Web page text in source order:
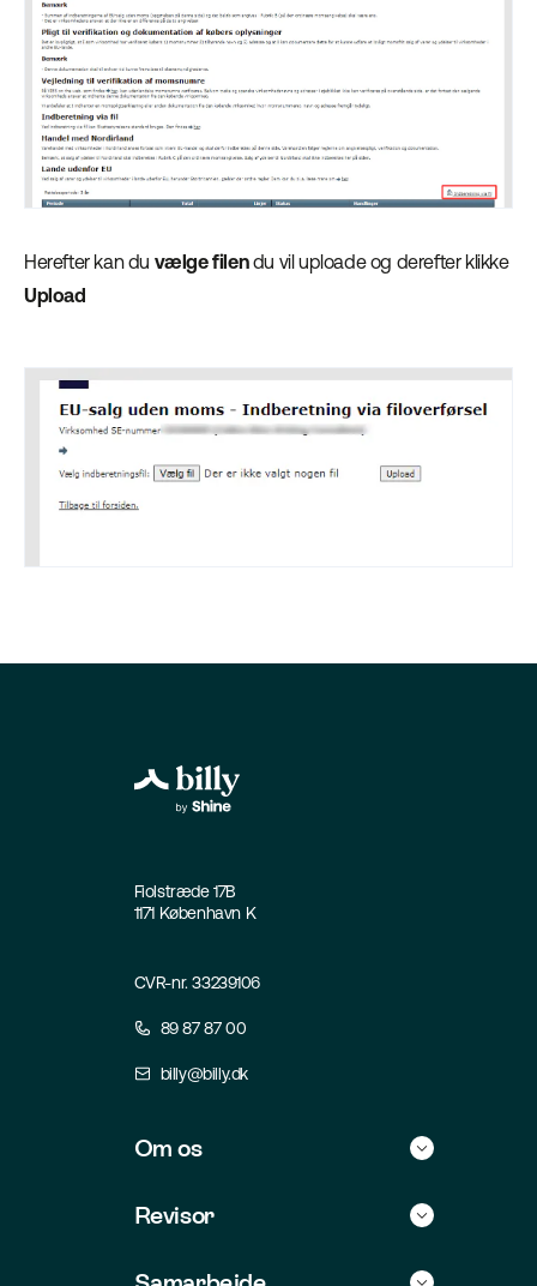
Herefter kan du vælge filendu vil uploade og derefter klikke
Upload
Fiolstræde 17B
1171 København K
CVR-nr. 33239106
89 87 87 00
billy@billy.dk
Om os
Revisor